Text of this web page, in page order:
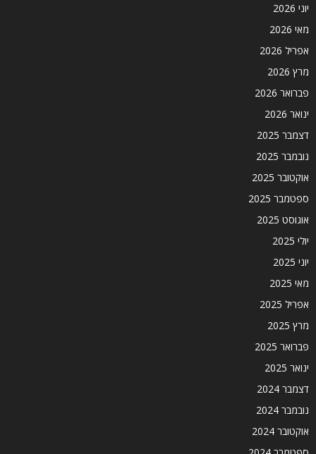
יוני 2026
מאי 2026
אפריל 2026
מרץ 2026
פברואר 2026
ינואר 2026
דצמבר 2025
נובמבר 2025
אוקטובר 2025
ספטמבר 2025
אוגוסט 2025
יולי 2025
יוני 2025
מאי 2025
אפריל 2025
מרץ 2025
פברואר 2025
ינואר 2025
דצמבר 2024
נובמבר 2024
אוקטובר 2024